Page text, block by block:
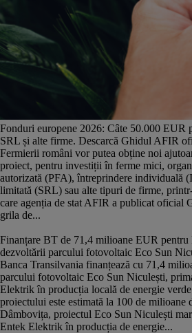
Fonduri europene 2026: Câte 50.000 EUR
SRL și alte firme. Descarcă Ghidul AFIR
Fermierii români vor putea obține noi
proiect, pentru investiții în ferme mici,
autorizată (PFA), întreprindere individuală
limitată (SRL) sau alte tipuri de firme,
care agenția de stat AFIR a publicat oficial
grila de...
Finanțare BT de 71,4 milioane EUR pentru
dezvoltării parcului fotovoltaic Eco Sun
Banca Transilvania finanțează cu 71,4
parcului fotovoltaic Eco Sun Niculești,
Elektrik în producția locală de energie
proiectului este estimată la 100 de milioane
Dâmbovița, proiectul Eco Sun Niculești
Entek Elektrik în producția de energie...